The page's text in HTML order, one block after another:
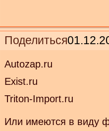
Поделиться
Autozap.ru
Exist.ru
Triton-Import.ru
Или имеются в виду